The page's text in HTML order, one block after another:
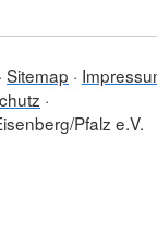
Sitemap
Pfalz e.V.